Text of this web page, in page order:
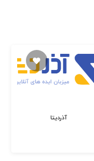
آذردیتا